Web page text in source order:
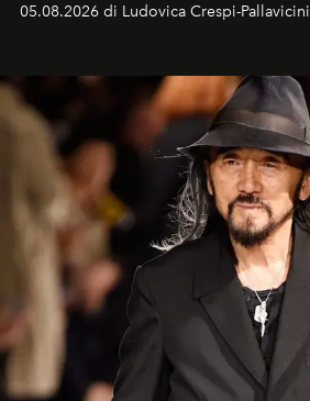
05.08.2026 di Ludovica Crespi-Pallavicini